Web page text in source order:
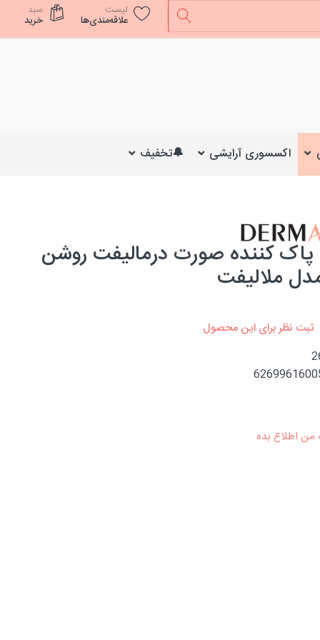
لیست
علاقه‌مندی‌ها
سبد
خرید
اکسسوری آرایشی 🔔تخفیف
کننده صورت درمالیفت روشن
ملالیفت
ثبت نظر برای این محصول
اطلاع بده